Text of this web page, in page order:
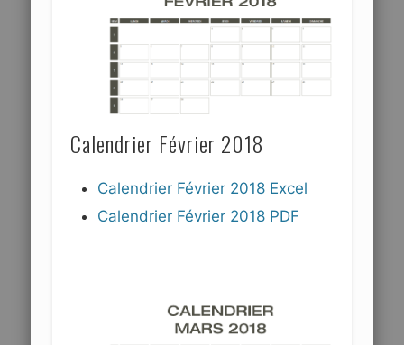
Calendrier Février 2018
Calendrier Février 2018 Excel
Calendrier Février 2018 PDF